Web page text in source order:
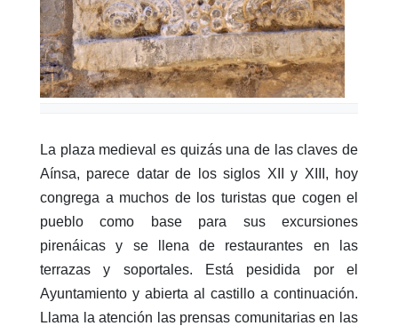
La plaza medieval es quizás una de las claves de
Aínsa, parece datar de los siglos XII y XIII, hoy
congrega a muchos de los turistas que cogen el
pueblo como base para sus excursiones
pirenáicas y se llena de restaurantes en las
terrazas y soportales. Está pesidida por el
Ayuntamiento y abierta al castillo a continuación.
Llama la atención las prensas comunitarias en las